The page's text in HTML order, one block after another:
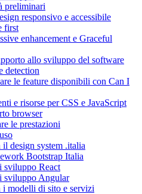
preliminari
responsivo e accessibile
first
enhancement e Graceful
allo sviluppo del software
detection
le feature disponibili con Can I
e risorse per CSS e JavaScript
browser
le prestazioni
design system .italia
Bootstrap Italia
sviluppo React
sviluppo Angular
modelli di sito e servizi